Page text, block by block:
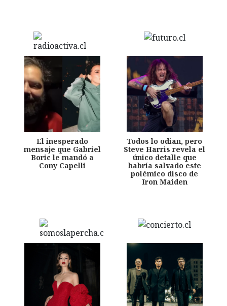
El inesperado
mensaje que Gabriel
Boric le mandó a
Cony Capelli
Todos lo odian, pero
Steve Harris revela el
único detalle que
habría salvado este
polémico disco de
Iron Maiden